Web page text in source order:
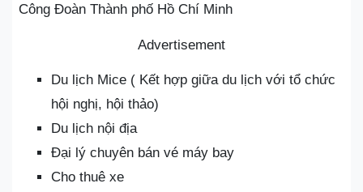
Công Đoàn Thành phố Hồ Chí Minh
Advertisement
Du lịch Mice ( Kết hợp giữa du lịch với tổ chức
hội nghị, hội thảo)
Du lịch nội địa
Đại lý chuyên bán vé máy bay
Cho thuê xe